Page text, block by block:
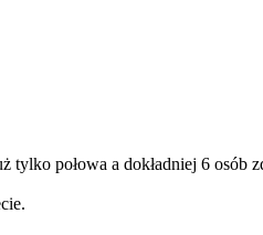
połowa a dokładniej 6